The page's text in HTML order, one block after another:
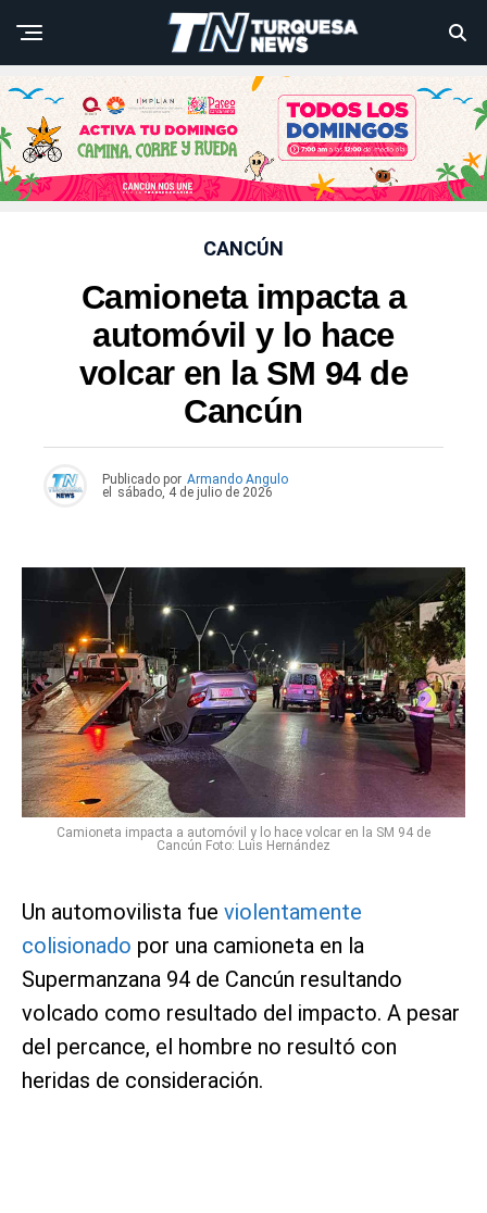
CANCÚN
Camioneta impacta a
automóvil y lo hace
volcar en la SM 94 de
Cancún
Publicado por Armando Angulo
el
sábado, 4 de julio de 2026
Camioneta impacta a automóvil y lo hace volcar en la SM 94 de
Cancún Foto: Luis Hernández
Un automovilista fue violentamente
colisionado por una camioneta en la
Supermanzana 94 de Cancún resultando
volcado como resultado del impacto. A pesar
del percance, el hombre no resultó con
heridas de consideración.